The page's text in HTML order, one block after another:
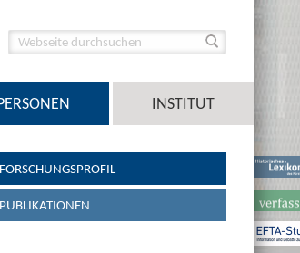
INSTITUT
FORSCHUNGSPROFIL
PUBLIKATIONEN